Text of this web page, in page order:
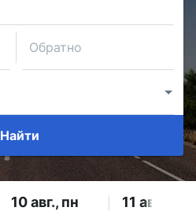
Обратно
Найти
10 авг., пн 11 авг., вт